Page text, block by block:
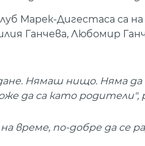
Марек-Дигестаса са
Ганчева, Любомир
Нямаш нищо. Няма да
да са като
време, по-добре да се